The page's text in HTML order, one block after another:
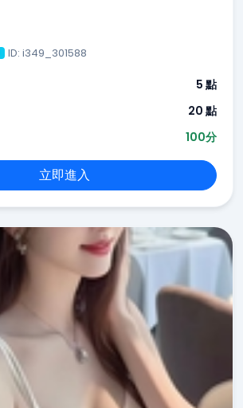
ID: i349_301588
5 點
20 點
100分
立即進入